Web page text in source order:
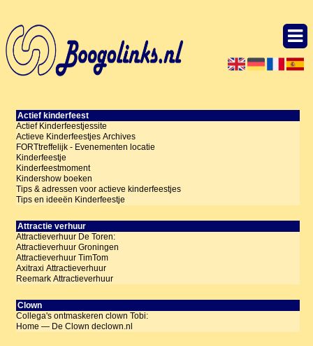
Actief kinderfeest
Actief Kinderfeestjessite
Actieve Kinderfeestjes Archives
FORTtreffelijk - Evenementen locatie
Kinderfeestje
Kinderfeestmoment
Kindershow boeken
Tips & adressen voor actieve kinderfeestjes
Tips en ideeën Kinderfeestje
Attractie verhuur
Attractieverhuur De Toren:
Attractieverhuur Groningen
Attractieverhuur TimTom
Axitraxi Attractieverhuur
Reemark Attractieverhuur
Clown
Collega's ontmaskeren clown Tobi:
Home — De Clown declown.nl